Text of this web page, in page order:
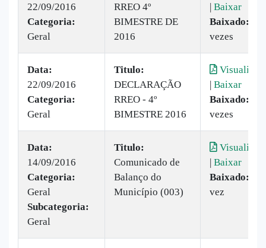
22/09/2016
Categoria:
Geral
RREO 4º
BIMESTRE DE
2016
| Baixar
Baixado:
vezes
Data:
22/09/2016
Categoria:
Geral
Titulo:
DECLARAÇÃO
RREO - 4º
BIMESTRE 2016
Visualizar
| Baixar
Baixado:
vezes
Data:
14/09/2016
Categoria:
Geral
Subcategoria:
Geral
Titulo:
Comunicado de
Balanço do
Município (003)
Visualizar
| Baixar
Baixado:
vez